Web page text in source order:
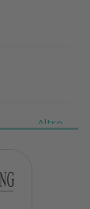
Altro...